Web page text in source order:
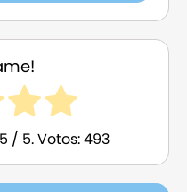
5 / 5. Votos:493